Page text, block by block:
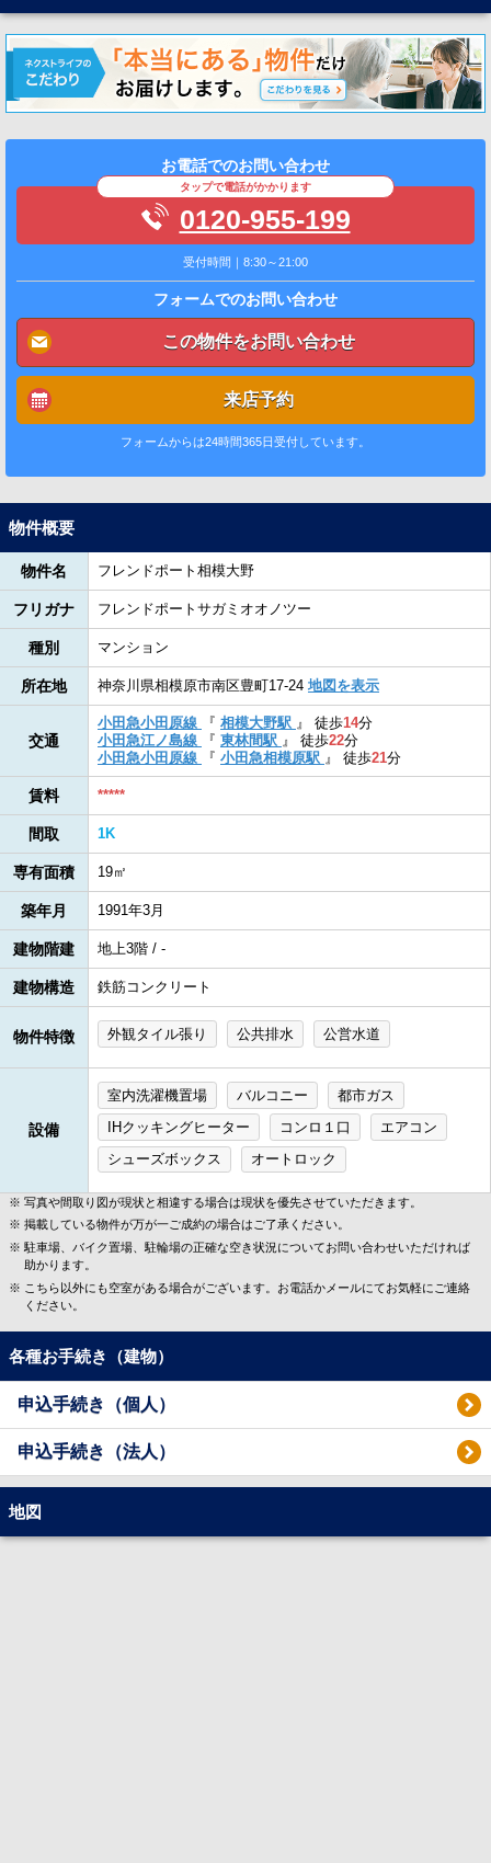
お電話でのお問い合わせ
タップで電話がかかります
0120-955-199
受付時間｜8:30～21:00
フォームでのお問い合わせ
この物件をお問い合わせ
来店予約
フォームからは24時間365日受付しています。
物件概要
物件名 フレンドポート相模大野
フリガナ フレンドポートサガミオオノツー
種別 マンション
所在地 神奈川県相模原市南区豊町17-24 地図を表示
交通
小田急小田原線 『 相模大野駅 』 徒歩14分
小田急江ノ島線
『 東林間駅 』 徒歩22分
小田急小田原線
『 小田急相模原駅 』 徒歩21分
賃料 *****
間取 1K
専有面積 19㎡
築年月 1991年3月
建物階建 地上3階 / -
建物構造 鉄筋コンクリート
物件特徴 外観タイル張り 公共排水 公営水道
設備
室内洗濯機置場 バルコニー
都市ガス
IHクッキングヒーター
コンロ１口
エアコン
シューズボックス
オートロック
写真や間取り図が現状と相違する場合は現状を優先させていただきます。
掲載している物件が万が一ご成約の場合はご了承ください。
駐車場、バイク置場、駐輪場の正確な空き状況についてお問い合わせいただければ
助かります。
こちら以外にも空室がある場合がございます。お電話かメールにてお気軽にご連絡
ください。
各種お手続き（建物）
申込手続き（個人）
申込手続き（法人）
地図